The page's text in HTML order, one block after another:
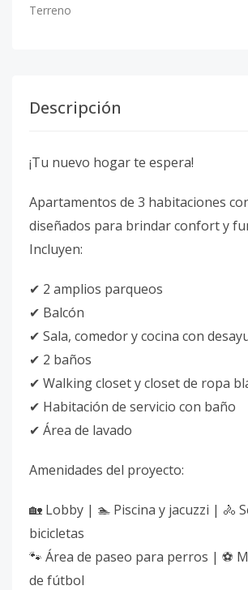
Terreno
Descripción
¡Tu nuevo hogar te espera!
Apartamentos de 3 habitaciones
diseñados para brindar confort y
Incluyen:
✔ 2 amplios parqueos
✔ Balcón
✔ Sala, comedor y cocina con
✔ 2 baños
✔ Walking closet y closet de ropa
✔ Habitación de servicio con baño
✔ Área de lavado
Amenidades del proyecto:
🏡 Lobby | 🏊 Piscina y jacuzzi | 🚴
bicicletas
🐾 Área de paseo para perros | ⚽
de fútbol